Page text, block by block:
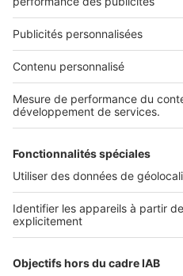
Qui sommes-nous ?
Nous contacter
Nous recrutons
NOS APPLICATIONS
Découvrez nos applications
SERVICES PRO
Tous nos services pro
Accès client
Mes annonces sur SeLoger
À DÉCOUVRIR